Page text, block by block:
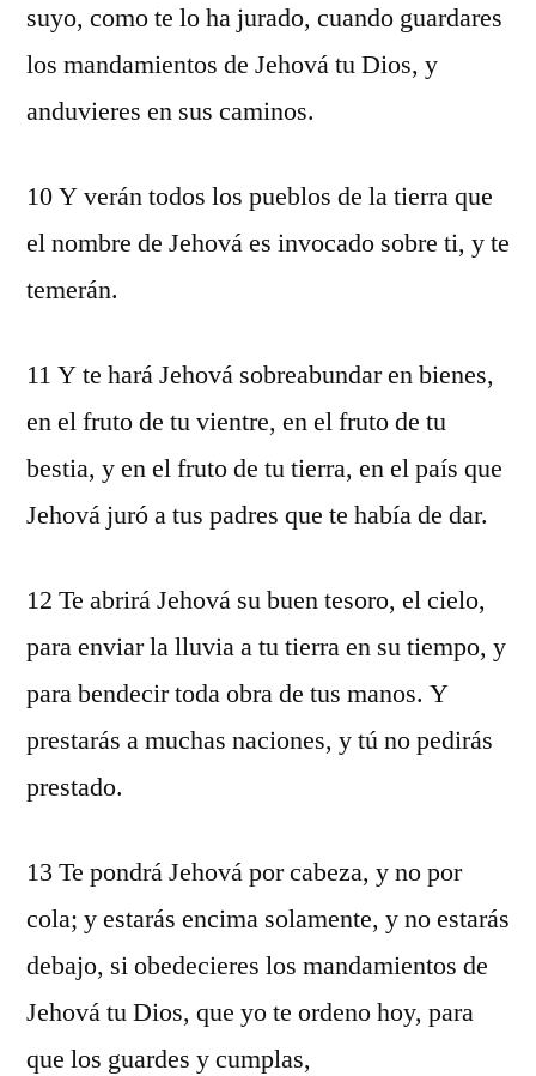
suyo, como te lo ha jurado, cuando guardares
los mandamientos de Jehová tu Dios, y
anduvieres en sus caminos.
10 Y verán todos los pueblos de la tierra que
el nombre de Jehová es invocado sobre ti, y te
temerán.
11 Y te hará Jehová sobreabundar en bienes,
en el fruto de tu vientre, en el fruto de tu
bestia, y en el fruto de tu tierra, en el país que
Jehová juró a tus padres que te había de dar.
12 Te abrirá Jehová su buen tesoro, el cielo,
para enviar la lluvia a tu tierra en su tiempo, y
para bendecir toda obra de tus manos. Y
prestarás a muchas naciones, y tú no pedirás
prestado.
13 Te pondrá Jehová por cabeza, y no por
cola; y estarás encima solamente, y no estarás
debajo, si obedecieres los mandamientos de
Jehová tu Dios, que yo te ordeno hoy, para
que los guardes y cumplas,